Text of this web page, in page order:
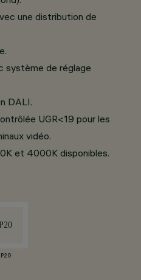
une distribution de
système de réglage
DALI.
UGR<19 pour les
vidéo.
et 4000K disponibles.